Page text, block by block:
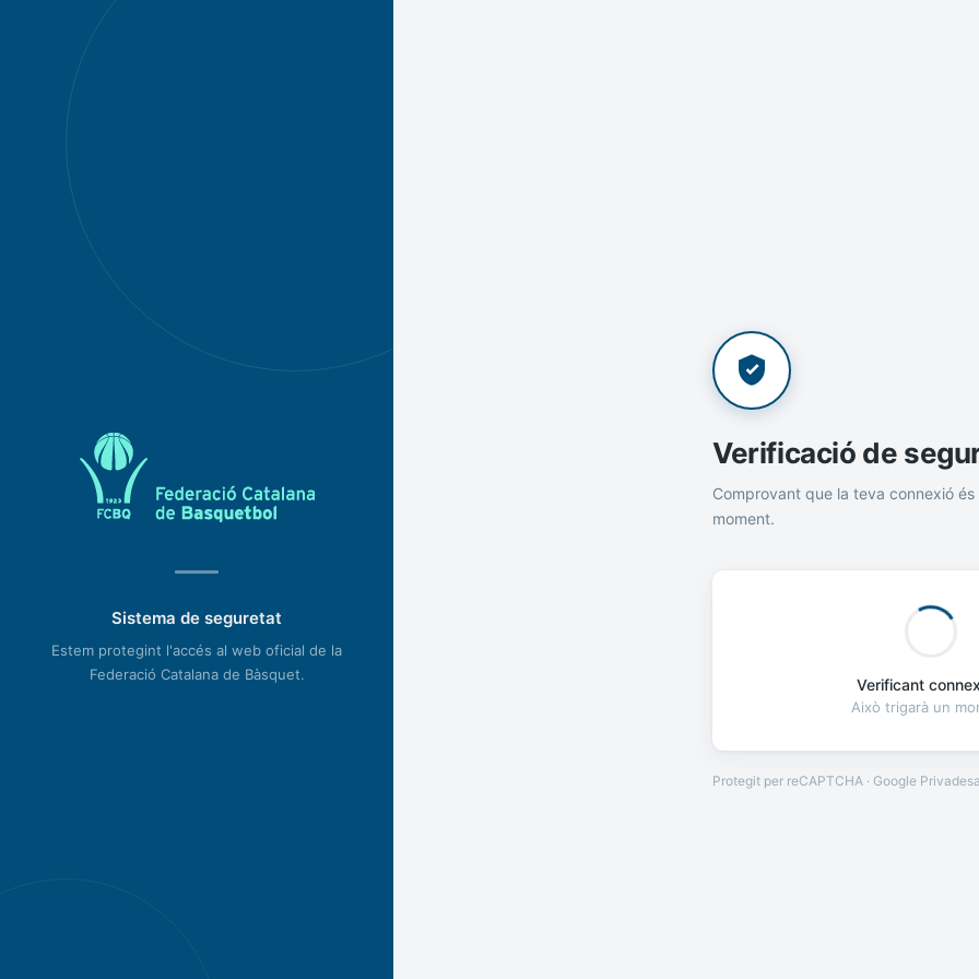
Sistema de seguretat
Estem protegint l'accés al web oficial de la
Federació Catalana de Bàsquet.
Verificació de
Comprovant que la teva connexió és
moment.
Verificant
Això trigarà un
Protegit per reCAPTCHA · Google Privadesa